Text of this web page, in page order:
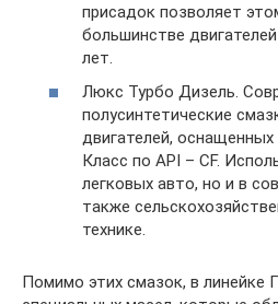
присадок позволяет
большинстве
лет.
Люкс Турбо Дизель.
полусинтетические
двигателей, оснащенных
Класс по API – CF.
легковых авто, но и в
также
технике.
Помимо этих смазок, в линейке